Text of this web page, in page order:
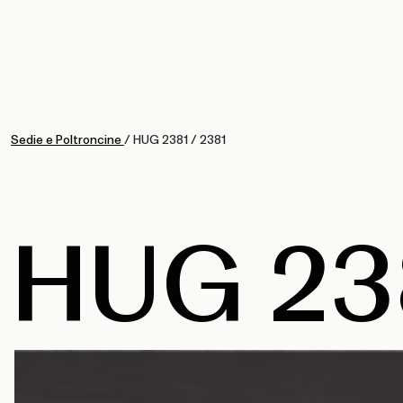
Sedie e Poltroncine /HUG 2381/2381
HUG